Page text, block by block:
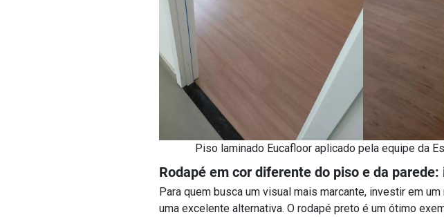
Piso laminado Eucafloor aplicado pela equipe da
Rodapé em cor diferente do piso e da
Para quem busca um visual mais marcante, investir em
uma excelente alternativa. O rodapé preto é um ótimo